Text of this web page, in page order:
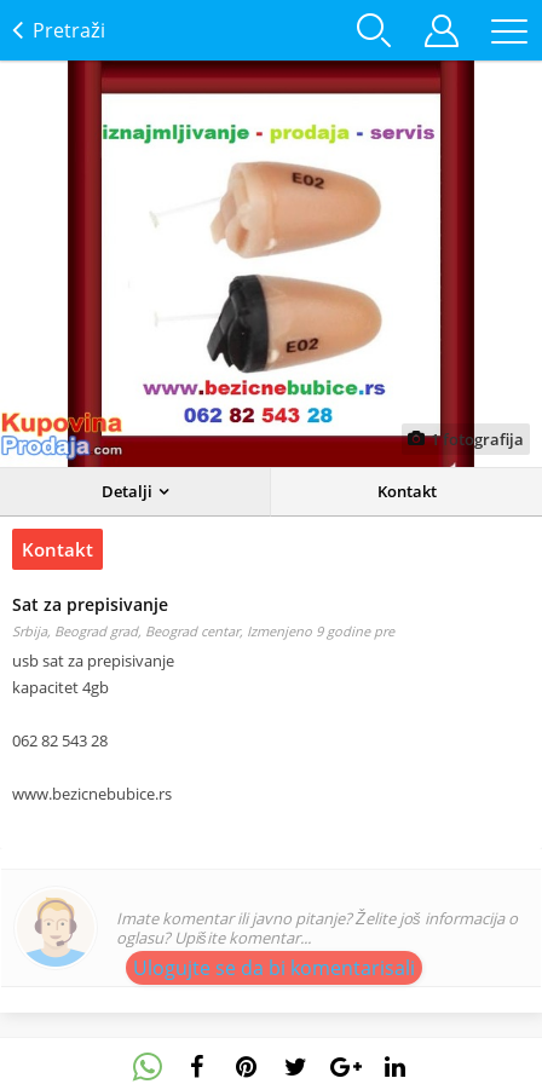
Pretraži
1fotografija
Detalji Kontakt
Kontakt
Sat za prepisivanje
Srbija, Beograd grad, Beograd centar, Izmenjeno 9 godine pre
usb sat za prepisivanje
kapacitet 4gb
062 82 543 28
www.bezicnebubice.rs
Imate komentar ili javno pitanje? Želite još informacija o
oglasu? Upišite komentar...
Ulogujte se da bi komentarisali